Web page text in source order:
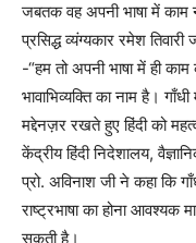
जबतक वह अपनी भाषा में काम
प्रसिद्ध व्यंग्यकार रमेश
-“हम तो अपनी भाषा में ही
भावाभिव्यक्ति का नाम है।
मद्देनज़र रखते हुए हिंदी को
केंद्रीय हिंदी निदेशालय,
प्रो. अविनाश जी ने कहा कि
राष्ट्रभाषा का होना आवश्यक
सकती है।